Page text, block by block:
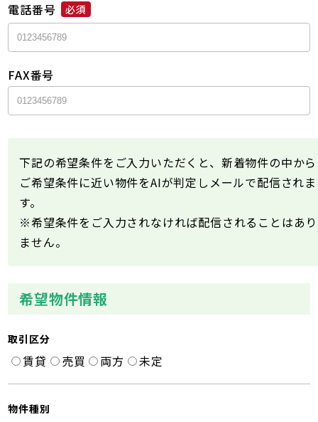
電話番号 必須
FAX番号
下記の希望条件をご入力いただくと、新着物件の中から
ご希望条件に近い物件をAIが判定しメールで配信されま
す。
※希望条件をご入力されなければ配信されることはあり
ません。
希望物件情報
取引区分
賃貸 売買 両方 未定
物件種別